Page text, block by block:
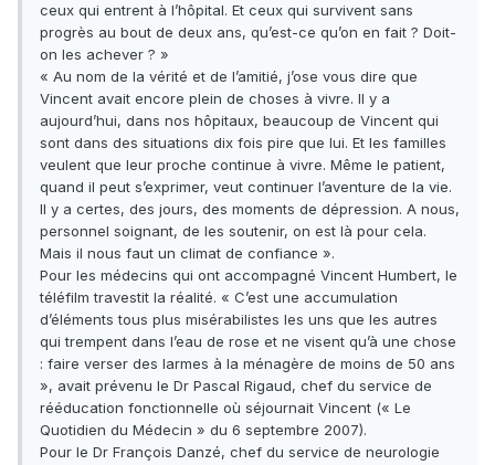
ceux qui entrent à l’hôpital. Et ceux qui survivent sans
progrès au bout de deux ans, qu’est-ce qu’on en fait ? Doit-
on les achever ? »
« Au nom de la vérité et de l’amitié, j’ose vous dire que
Vincent avait encore plein de choses à vivre. Il y a
aujourd’hui, dans nos hôpitaux, beaucoup de Vincent qui
sont dans des situations dix fois pire que lui. Et les familles
veulent que leur proche continue à vivre. Même le patient,
quand il peut s’exprimer, veut continuer l’aventure de la vie.
Il y a certes, des jours, des moments de dépression. A nous,
personnel soignant, de les soutenir, on est là pour cela.
Mais il nous faut un climat de confiance ».
Pour les médecins qui ont accompagné Vincent Humbert, le
téléfilm travestit la réalité. « C’est une accumulation
d’éléments tous plus misérabilistes les uns que les autres
qui trempent dans l’eau de rose et ne visent qu’à une chose
: faire verser des larmes à la ménagère de moins de 50 ans
», avait prévenu le Dr Pascal Rigaud, chef du service de
rééducation fonctionnelle où séjournait Vincent (« Le
Quotidien du Médecin » du 6 septembre 2007).
Pour le Dr François Danzé, chef du service de neurologie